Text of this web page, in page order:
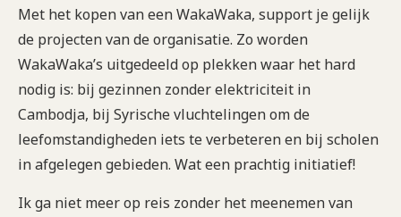
Met het kopen van een WakaWaka, support je gelijk
de projecten van de organisatie. Zo worden
WakaWaka’s uitgedeeld op plekken waar het hard
nodig is: bij gezinnen zonder elektriciteit in
Cambodja, bij Syrische vluchtelingen om de
leefomstandigheden iets te verbeteren en bij scholen
in afgelegen gebieden. Wat een prachtig initiatief!
Ik ga niet meer op reis zonder het meenemen van